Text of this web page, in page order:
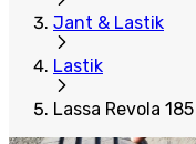
Jant & Lastik
Lastik
Lassa Revola